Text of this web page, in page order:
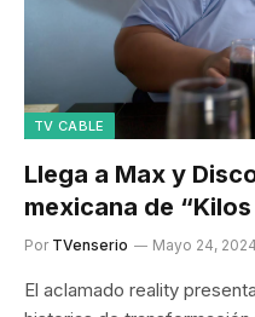
TV CABLE
Llega a Max y
mexicana de
Por TVenserio Mayo 24, 2024
El aclamado reality